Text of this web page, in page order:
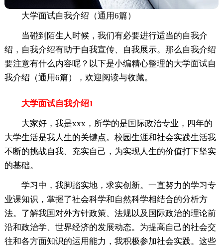
大学面试自我介绍（通用6篇）
当碰到陌生人时候，我们有必要进行适当的自我介
绍，自我介绍有助于自我宣传、自我展示。那么自我介绍
要注意有什么内容呢？以下是小编精心整理的大学面试自
我介绍（通用6篇），欢迎阅读与收藏。
大学面试自我介绍1
大家好，我是xxx，所学的是国际政治专业，四年的
大学生活是我人生的关键点。校园生涯和社会实践生活我
不断的挑战自我、充实自己，为实现人生的价值打下坚实
的基础。
学习中，我脚踏实地，求实创新。一直努力的学习专
业课知识，掌握了社会科学和自然科学相结合的分析方
法。了解我国对外方针政策、法规以及国际政治的理论前
沿和政治学、世界经济的发展动态。为提高自己的社会交
往和各方面知识的运用能力，我积极参加社会实践。这些